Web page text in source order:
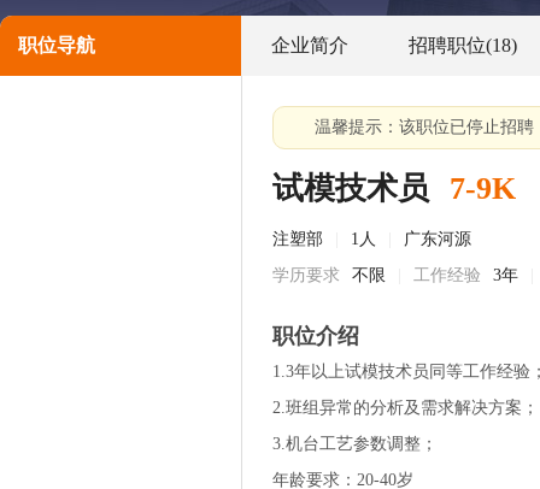
职位导航 企业简介 招聘职位(18)
温馨提示：该职位已停止招
试模技术员 7-9K
注塑部 1人
广东河源
学历要求
不限 工作经验 3年
职位介绍
1.3年以上试模技术员同等工作经验
2.班组异常的分析及需求解决方案；
3.机台工艺参数调整；
年龄要求：20-40岁